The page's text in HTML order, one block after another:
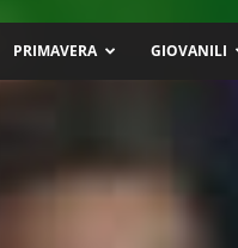
PRIMAVERA GIOVANILI